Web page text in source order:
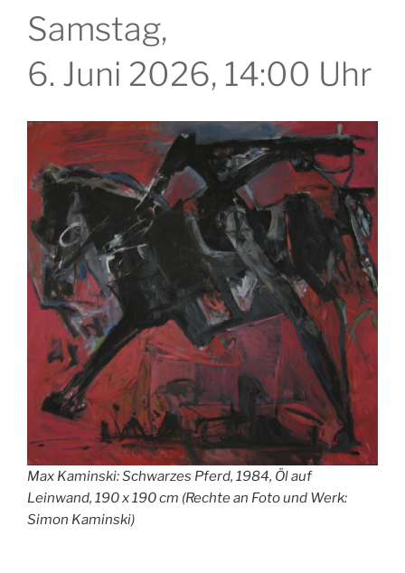
Samstag,
6. Juni 2026, 14:00 Uhr
Max Kaminski: Schwarzes Pferd, 1984, Öl auf
Leinwand, 190 x 190 cm (Rechte an Foto und Werk:
Simon Kaminski)